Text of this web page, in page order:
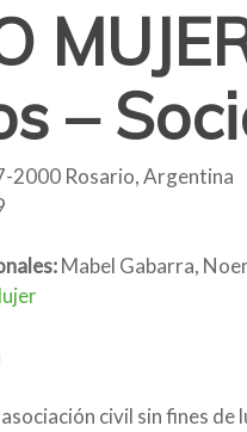
–
2000 Rosario, Argentina
Mabel Gabarra,
asociación civil sin fines